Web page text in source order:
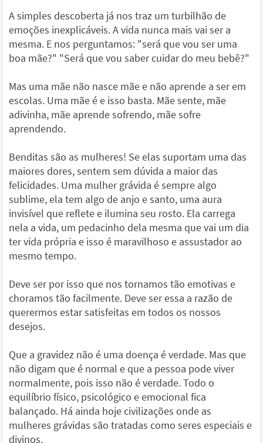
A simples descoberta já nos traz um turbilhão de
emoções inexplicáveis. A vida nunca mais vai ser a
mesma. E nos perguntamos: "será que vou ser uma
boa mãe?" "Será que vou saber cuidar do meu bebê?"
Mas uma mãe não nasce mãe e não aprende a ser em
escolas. Uma mãe é e isso basta. Mãe sente, mãe
adivinha, mãe aprende sofrendo, mãe sofre
aprendendo.
Benditas são as mulheres! Se elas suportam uma das
maiores dores, sentem sem dúvida a maior das
felicidades. Uma mulher grávida é sempre algo
sublime, ela tem algo de anjo e santo, uma aura
invisível que reflete e ilumina seu rosto. Ela carrega
nela a vida, um pedacinho dela mesma que vai um dia
ter vida própria e isso é maravilhoso e assustador ao
mesmo tempo.
Deve ser por isso que nos tornamos tão emotivas e
choramos tão facilmente. Deve ser essa a razão de
querermos estar satisfeitas em todos os nossos
desejos.
Que a gravidez não é uma doença é verdade. Mas que
não digam que é normal e que a pessoa pode viver
normalmente, pois isso não é verdade. Todo o
equilíbrio físico, psicológico e emocional fica
balançado. Há ainda hoje civilizações onde as
mulheres grávidas são tratadas como seres especiais e
divinos.